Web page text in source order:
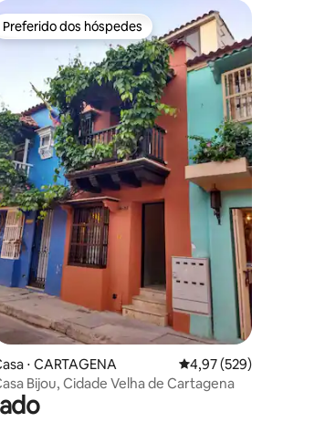
média de 5, 183 avaliações
Preferido dos hóspedes
Preferido dos hóspedes
⋅ CARTAGENA 4,97 de uma avaliação
4,97 (529)
Bijou, Cidade Velha de Cartagena